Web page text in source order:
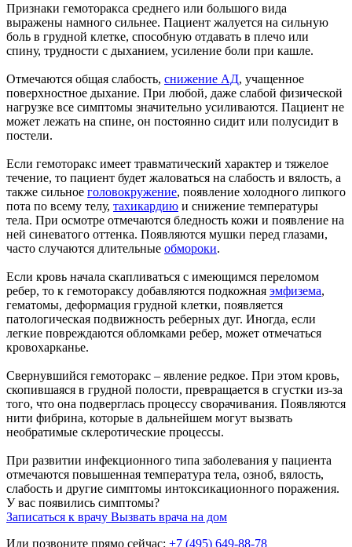
Признаки гемоторакса среднего или большого вида
выражены намного сильнее. Пациент жалуется на сильную
боль в грудной клетке, способную отдавать в плечо или
спину, трудности с дыханием, усиление боли при кашле.
Отмечаются общая слабость, снижение АД, учащенное
поверхностное дыхание. При любой, даже слабой физической
нагрузке все симптомы значительно усиливаются. Пациент не
может лежать на спине, он постоянно сидит или полусидит в
постели.
Если гемоторакс имеет травматический характер и тяжелое
течение, то пациент будет жаловаться на слабость и вялость, а
также сильное головокружение, появление холодного липкого
пота по всему телу, тахикардию и снижение температуры
тела. При осмотре отмечаются бледность кожи и появление на
ней синеватого оттенка. Появляются мушки перед глазами,
часто случаются длительные обмороки.
Если кровь начала скапливаться с имеющимся переломом
ребер, то к гемотораксу добавляются подкожная эмфизема,
гематомы, деформация грудной клетки, появляется
патологическая подвижность реберных дуг. Иногда, если
легкие повреждаются обломками ребер, может отмечаться
кровохарканье.
Свернувшийся гемоторакс – явление редкое. При этом кровь,
скопившаяся в грудной полости, превращается в сгустки из-за
того, что она подверглась процессу сворачивания. Появляются
нити фибрина, которые в дальнейшем могут вызвать
необратимые склеротические процессы.
При развитии инфекционного типа заболевания у пациента
отмечаются повышенная температура тела, озноб, вялость,
слабость и другие симптомы интоксикационного поражения.
У вас появились симптомы?
Записаться к врачу Вызвать врача на дом
Или позвоните прямо сейчас: +7 (495) 649-88-78